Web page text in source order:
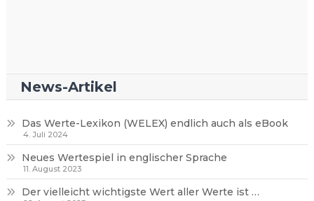
News-Artikel
Das Werte-Lexikon (WELEX) endlich auch als eBook
4. Juli 2024
Neues Wertespiel in englischer Sprache
11. August 2023
Der vielleicht wichtigste Wert aller Werte ist …